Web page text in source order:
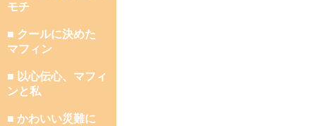
モチ
■ クールに決めた
マフィン
■ 以心伝心、マフィ
ンと私
■ かわいい災難に